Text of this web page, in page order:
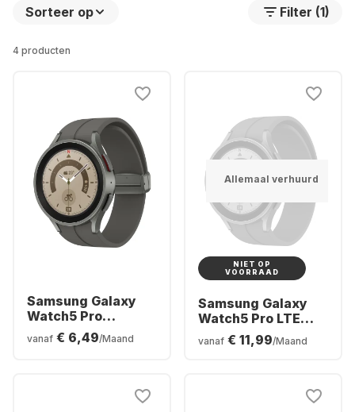
Sorteer op Filter (1)
4 producten
Samsung Galaxy
Watch5 Pro
Smartwatch,
Titanium Case,
vanaf € 6,49/Maand
Allemaal verhuurd
NIET OP
VOORRAAD
Samsung Galaxy
Watch5 Pro LTE
Smartwatch,
Titanium Case,
vanaf € 11,99/Maand